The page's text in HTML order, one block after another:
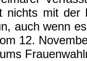
nichts mit der
auch wenn
12.